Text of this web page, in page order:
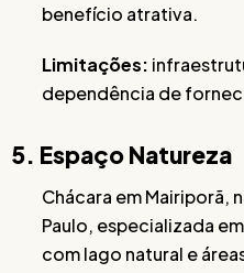
benefício atrativa.
Limitações:
dependência de
5. Espaço Natureza
Chácara em Mairiporã,
Paulo, especializada
com lago natural e